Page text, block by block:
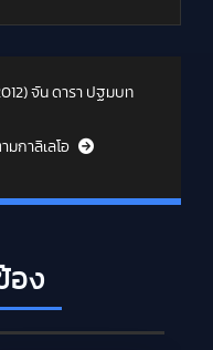
จัน ดารา ปฐมบท
มกาลิเลโอ
อง